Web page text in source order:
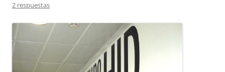
2 respuestas